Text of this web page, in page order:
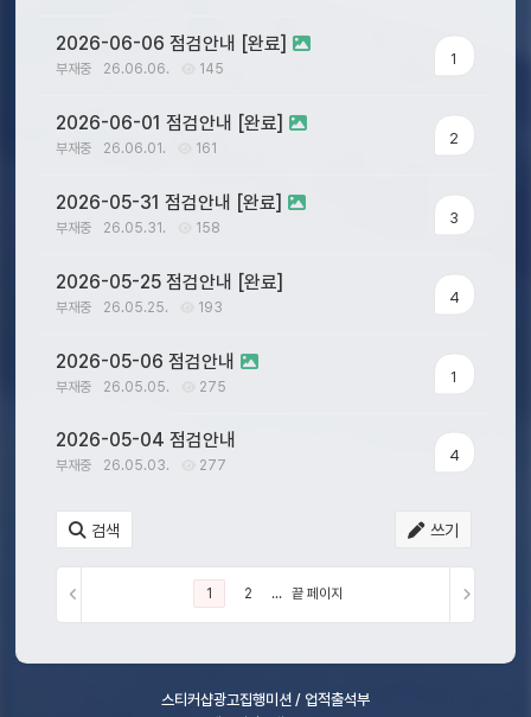
2026-06-06 점검안내 [완료]
부재중 26.06.06. 145
1
2026-06-01 점검안내 [완료]
부재중 26.06.01. 161
2
2026-05-31 점검안내 [완료]
부재중 26.05.31. 158
3
2026-05-25 점검안내 [완료]
부재중 26.05.25. 193
4
2026-05-06 점검안내
부재중 26.05.05. 275
1
2026-05-04 점검안내
부재중 26.05.03. 277
4
검색 쓰기
1 2 ... 끝 페이지
스티커샵광고집행미션 / 업적출석부